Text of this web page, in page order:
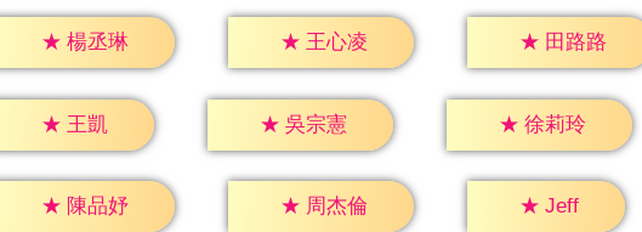
★ 楊丞琳 ★ 王心凌 ★ 田路路
★ 王凱 ★ 吳宗憲 ★ 徐莉玲
★ 陳品妤 ★ 周杰倫 ★ Jeff